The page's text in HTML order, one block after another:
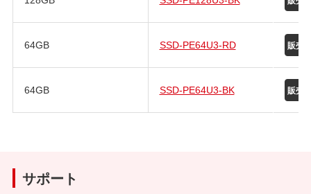
64GB SSD-PE64U3-RD
64GB SSD-PE64U3-BK
サポート